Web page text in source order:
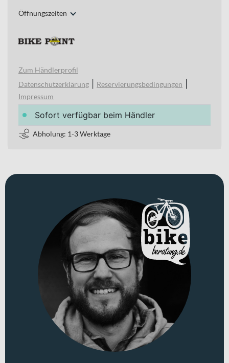
Öffnungszeiten
Zum Händlerprofil
Datenschutzerklärung
Reservierungsbedingungen
Impressum
Sofort verfügbar beim Händler
Abholung: 1-3 Werktage